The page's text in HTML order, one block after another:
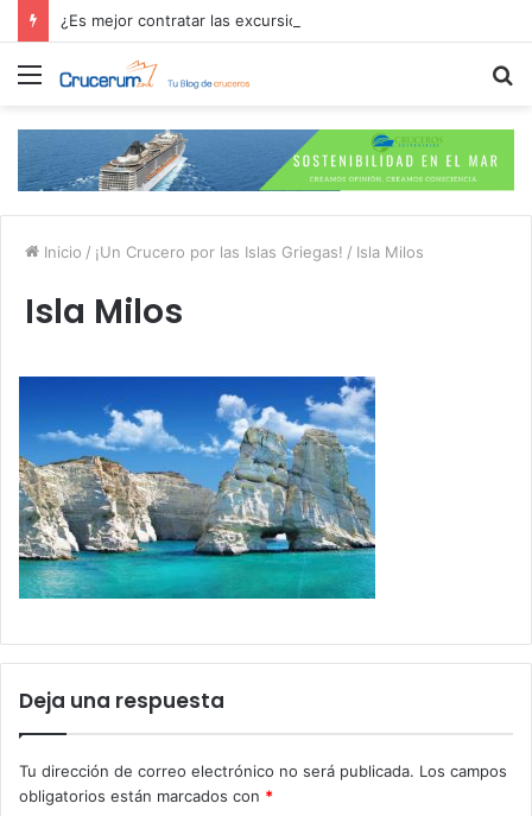
Menú
Inicio / ¡Un Crucero por las Islas Griegas! / Isla Milos
Isla Milos
Deja una respuesta
Tu dirección de correo electrónico no será publicada. Los campos
obligatorios están marcados con *